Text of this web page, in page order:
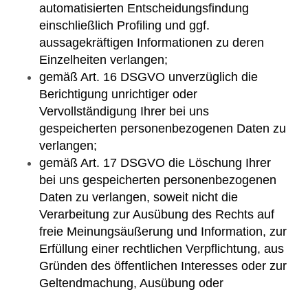
automatisierten Entscheidungsfindung
einschließlich Profiling und ggf.
aussagekräftigen Informationen zu deren
Einzelheiten verlangen;
gemäß Art. 16 DSGVO unverzüglich die
Berichtigung unrichtiger oder
Vervollständigung Ihrer bei uns
gespeicherten personenbezogenen Daten zu
verlangen;
gemäß Art. 17 DSGVO die Löschung Ihrer
bei uns gespeicherten personenbezogenen
Daten zu verlangen, soweit nicht die
Verarbeitung zur Ausübung des Rechts auf
freie Meinungsäußerung und Information, zur
Erfüllung einer rechtlichen Verpflichtung, aus
Gründen des öffentlichen Interesses oder zur
Geltendmachung, Ausübung oder